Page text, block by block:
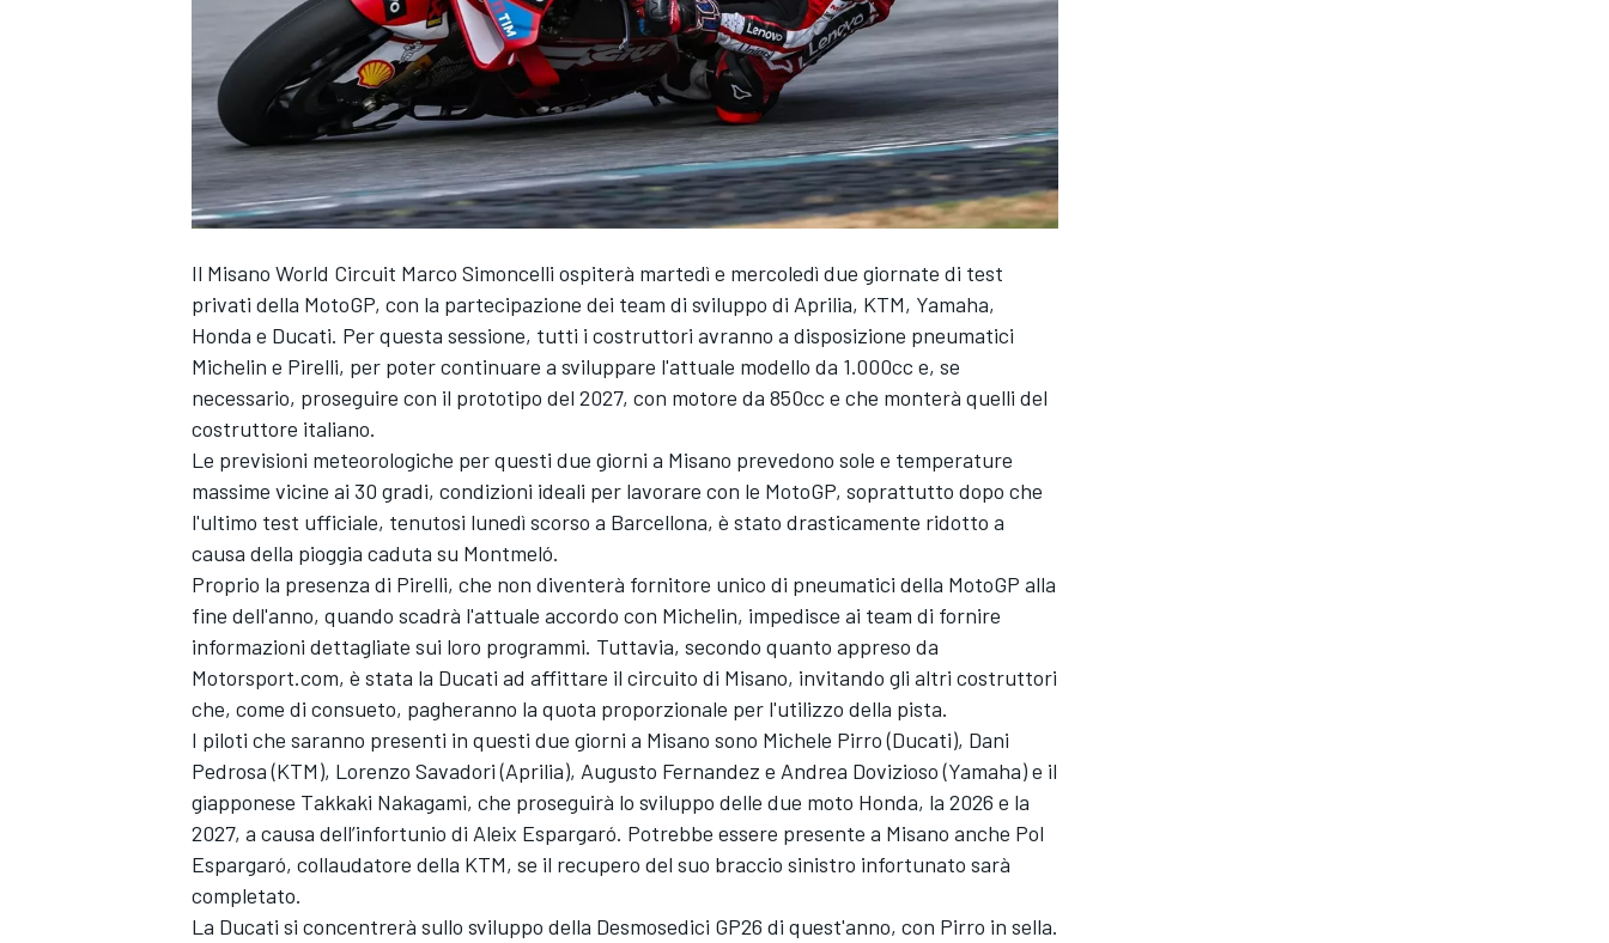
MONOPOSTO
Il Misano World Circuit Marco Simoncelli ospiterà martedì e mercoledì due giornate di test
privati della MotoGP, con la partecipazione dei team di sviluppo di Aprilia, KTM, Yamaha,
Honda e Ducati. Per questa sessione, tutti i costruttori avranno a disposizione pneumatici
Michelin e Pirelli, per poter continuare a sviluppare l'attuale modello da 1.000cc e, se
necessario, proseguire con il prototipo del 2027, con motore da 850cc e che monterà quelli del
costruttore italiano.
Le previsioni meteorologiche per questi due giorni a Misano prevedono sole e temperature
massime vicine ai 30 gradi, condizioni ideali per lavorare con le MotoGP, soprattutto dopo che
l'ultimo test ufficiale, tenutosi lunedì scorso a Barcellona, è stato drasticamente ridotto a
causa della pioggia caduta su Montmeló.
Proprio la presenza di Pirelli, che non diventerà fornitore unico di pneumatici della MotoGP alla
fine dell'anno, quando scadrà l'attuale accordo con Michelin, impedisce ai team di fornire
informazioni dettagliate sui loro programmi. Tuttavia, secondo quanto appreso da
Motorsport.com, è stata la Ducati ad affittare il circuito di Misano, invitando gli altri costruttori
che, come di consueto, pagheranno la quota proporzionale per l'utilizzo della pista.
I piloti che saranno presenti in questi due giorni a Misano sono Michele Pirro(Ducati), Dani
Pedrosa (KTM), Lorenzo Savadori(Aprilia), Augusto Fernandez e Andrea Dovizioso(Yamaha) e il
giapponese Takkaki Nakagami, che proseguirà lo sviluppo delle due moto Honda, la 2026 e la
2027, a causa dell’infortunio di Aleix Espargaró. Potrebbe essere presente a Misano anche Pol
Espargaró, collaudatore della KTM, se il recupero del suo braccio sinistro infortunato sarà
completato.
La Ducati si concentrerà sullo sviluppo della Desmosedici GP26 di quest'anno, con Pirro in sella.